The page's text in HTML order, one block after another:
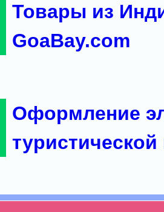
Товары из
GoaBay.com
Оформление